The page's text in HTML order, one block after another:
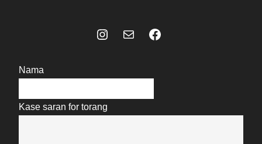
Instagram
Mail Celebes Today Social Media
Nama
Kase saran for torang